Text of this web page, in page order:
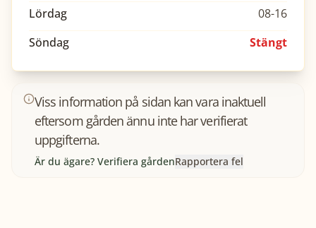
Lördag
08-16
Söndag
Stängt
Viss information på sidan kan vara inaktuell
eftersom gården ännu inte har verifierat
uppgifterna.
Är du ägare? Verifiera gårdenRapportera fel